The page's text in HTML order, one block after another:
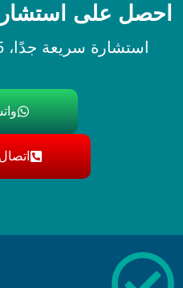
احصل على
استشارة سريعة جدًا، 5 دقائق عبر الواتساب